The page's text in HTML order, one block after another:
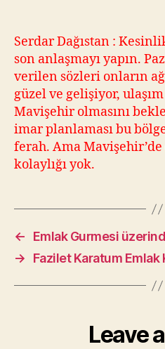
Serdar Dağıstan :
son anlaşmayı yapın.
verilen sözleri onların
güzel ve gelişiyor,
Mavişehir olmasını
imar planlaması bu
ferah. Ama
kolaylığı yok.
←
Emlak Gurmesi
→
Fazilet Karatum
Leave